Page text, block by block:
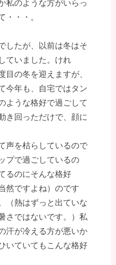
私のような方がいらっ
・・・。
したが、以前は冬はそ
ていました。けれ
目の冬を迎えますが、
今年も、自宅ではタン
ような格好で過ごして
き回っただけで、顔に
声を枯らしているので
プで過ごしているの
るのにそんな格好
然ですよね）のです
（熱はずっと出ていな
さではないです。）私
汗が冷える方が悪いか
いていてもこんな格好